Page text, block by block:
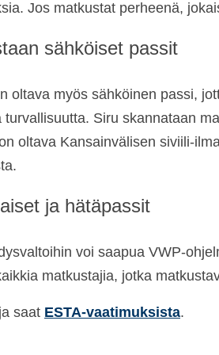
Jos matkustat perheenä,
sähköiset passit
oltava myös sähköinen passi,
turvallisuutta. Siru skannataan
oltava Kansainvälisen siviili-
ja hätäpassit
voi saapua VWP-
matkustajia, jotka
saat ESTA-vaatimuksista.